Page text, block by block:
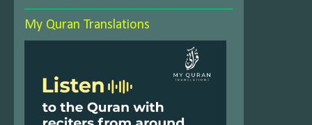
My Quran Translations